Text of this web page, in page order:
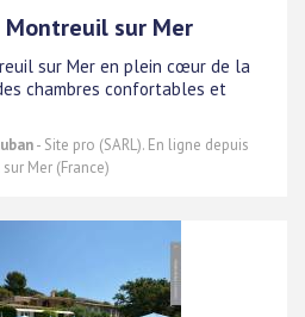
sur Mer
sur Mer en plein cœur de la
chambres confortables et
- Site pro (SARL). En ligne depuis
Mer (France)